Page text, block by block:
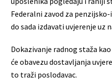
Federalni zavod za
do sada izdavati uvjerenje uz
Dokazivanje radnog staža
će obavezu dostavljanja
to traži poslodavac.